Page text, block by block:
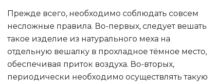
Прежде всего, необходимо соблюдать совсем
несложные правила. Во-первых, следует вешать
такое изделие из натурального меха на
отдельную вешалку в прохладное тёмное место,
обеспечивая приток воздуха. Во-вторых,
периодически необходимо осуществлять такую